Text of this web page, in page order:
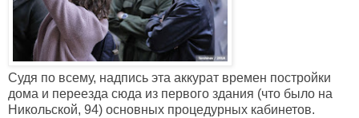
Судя по всему, надпись эта аккурат времен постройки
дома и переезда сюда из первого здания (что было на
Никольской, 94) основных процедурных кабинетов.